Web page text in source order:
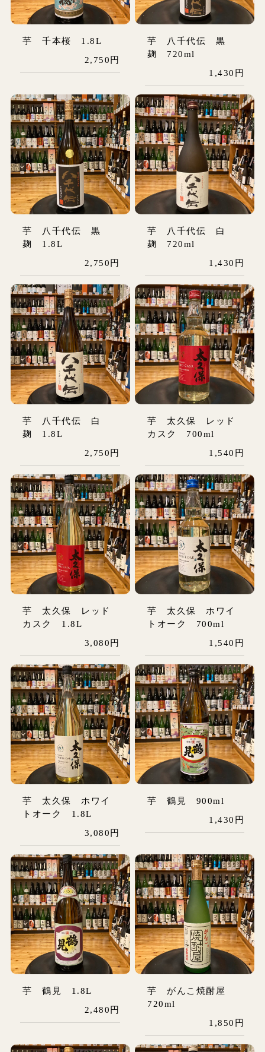
芋 千本桜 1.8L
2,750円
芋 八千代伝 黒
麹 720ml
1,430円
芋 八千代伝 黒
麹 1.8L
2,750円
芋 八千代伝 白
麹 720ml
1,430円
芋 八千代伝 白
麹 1.8L
2,750円
芋 太久保 レッド
カスク 700ml
1,540円
芋 太久保 レッド
カスク 1.8L
3,080円
芋 太久保 ホワイ
トオーク 700ml
1,540円
芋 太久保 ホワイ
トオーク 1.8L
3,080円
芋 鶴見 900ml
1,430円
芋 鶴見 1.8L
2,480円
芋 がんこ焼酎屋
720ml
1,850円